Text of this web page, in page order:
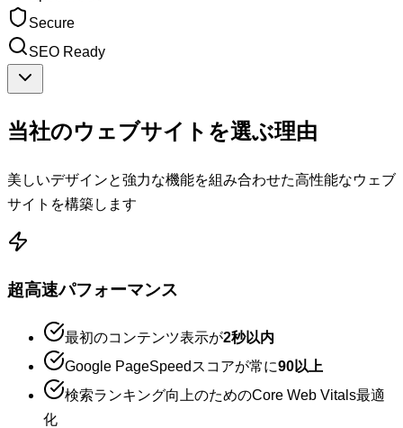
Secure
SEO Ready
当社のウェブサイトを選ぶ理由
美しいデザインと強力な機能を組み合わせた高性能なウェブ
サイトを構築します
超高速パフォーマンス
最初のコンテンツ表示が2秒以内
Google PageSpeedスコアが常に90以上
検索ランキング向上のためのCore Web Vitals最適
化